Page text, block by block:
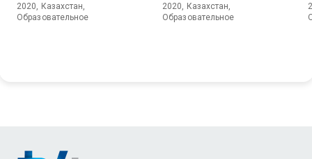
2020, Казахстан,
Образовательное
2020, Казахстан,
Образовательное